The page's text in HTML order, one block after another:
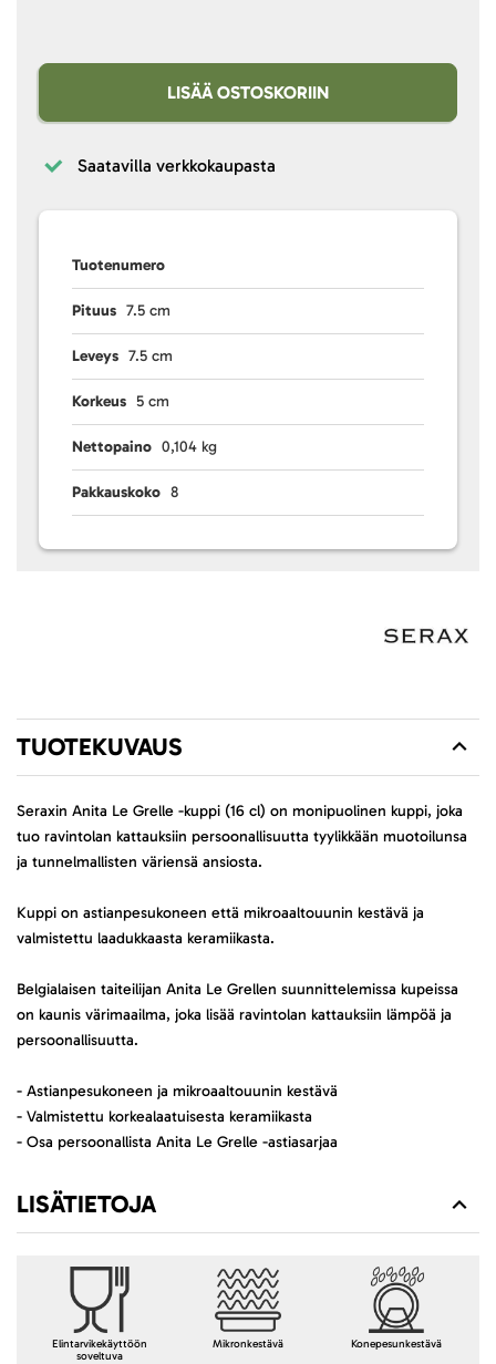
LISÄÄ OSTOSKORIIN
Saatavilla verkkokaupasta
Tuotenumero
Pituus 7.5 cm
Leveys 7.5 cm
Korkeus 5 cm
Nettopaino 0,104 kg
Pakkauskoko 8
TUOTEKUVAUS
Seraxin Anita Le Grelle -kuppi (16 cl) on monipuolinen kuppi, joka
tuo ravintolan kattauksiin persoonallisuutta tyylikkään muotoilunsa
ja tunnelmallisten väriensä ansiosta.
Kuppi on astianpesukoneen että mikroaaltouunin kestävä ja
valmistettu laadukkaasta keramiikasta.
Belgialaisen taiteilijan Anita Le Grellen suunnittelemissa kupeissa
on kaunis värimaailma, joka lisää ravintolan kattauksiin lämpöä ja
persoonallisuutta.
- Astianpesukoneen ja mikroaaltouunin kestävä
- Valmistettu korkealaatuisesta keramiikasta
- Osa persoonallista Anita Le Grelle -astiasarjaa
LISÄTIETOJA
Elintarvikekäyttöön
soveltuva
Mikronkestävä Konepesunkestävä